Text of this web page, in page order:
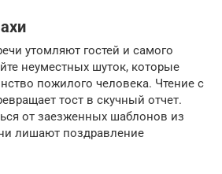
утомляют гостей и самого
неуместных шуток, которые
пожилого человека. Чтение с
тост в скучный отчет.
от заезженных шаблонов из
лишают поздравление